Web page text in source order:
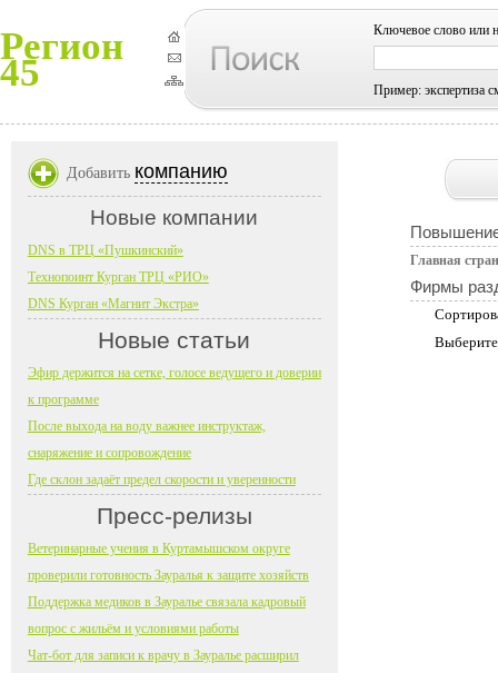
Регион
45
Ключевое слово или
Пример: экспертиза
Главная
Фирмы
Добавить компанию
Новые компании
DNS в ТРЦ «Пушкинский»
Технопоинт Курган ТРЦ «РИО»
DNS Курган «Магнит Экстра»
Новые статьи
Эфир держится на сетке, голосе ведущего и доверии
к программе
После выхода на воду важнее инструктаж,
снаряжение и сопровождение
Где склон задаёт предел скорости и уверенности
Пресс-релизы
Ветеринарные учения в Куртамышском округе
проверили готовность Зауралья к защите хозяйств
Поддержка медиков в Зауралье связала кадровый
вопрос с жильём и условиями работы
Чат-бот для записи к врачу в Зауралье расширил